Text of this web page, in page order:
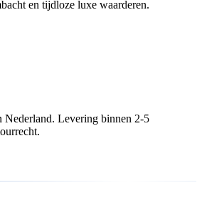
en tijdloze luxe waarderen.
Nederland. Levering binnen 2-5